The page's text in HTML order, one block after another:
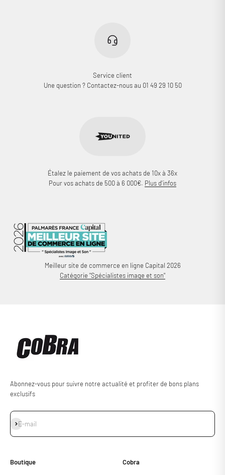
Service client
Une question ? Contactez-nous au 01 49 29 10 50
Étalez le paiement de vos achats de 10x à 36x
Pour vos achats de 500 à 6 000€. Plus d'infos
Meilleur site de commerce en ligne Capital 2026
Catégorie "Spécialistes image et son"
Abonnez-vous pour suivre notre actualité et profiter de bons plans
exclusifs
E-mail
S'inscrire
Boutique Cobra